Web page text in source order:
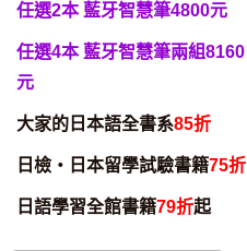
任選2本 藍牙智慧筆4800元
任選4本 藍牙智慧筆兩組8160
元
大家的日本語全書系85折
日檢・日本留學試驗書籍75折
日語學習全館書籍79折起